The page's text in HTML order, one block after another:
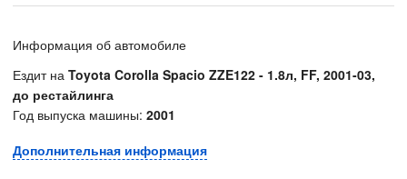
Информация об автомобиле
Ездит на Toyota Corolla Spacio ZZE122 - 1.8л, FF, 2001-03,
до рестайлинга
Год выпуска машины: 2001
Дополнительная информация